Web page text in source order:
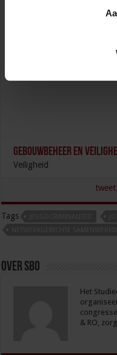
Gebouwbeheer en
Veiligheid
tweet
Tags
Over sbo
Het
& RO,